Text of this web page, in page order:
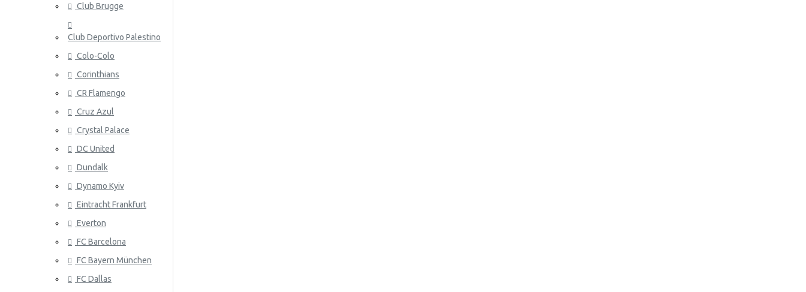
Panama
Portugali
Qatar
Venäjä
Saudi-Arabia
Senegal
Serbia
Club Brugge
Club Deportivo Palestino
Colo-Colo
Corinthians
CR Flamengo
Cruz Azul
Crystal Palace
DC United
Dundalk
Dynamo Kyiv
Eintracht Frankfurt
Everton
FC Barcelona
FC Bayern München
FC Dallas